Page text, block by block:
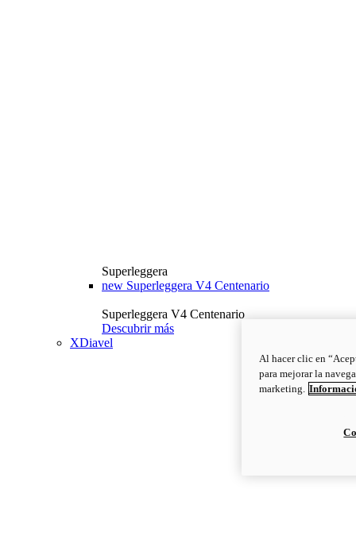
Superleggera
new Superleggera V4 Centenario
Superleggera V4 Centenario
Descubrir más
XDiavel
Al hacer clic en
para mejorar la
marketing.